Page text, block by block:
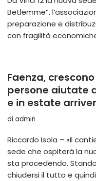
Betlemme”,
preparazione e
con fragilità
Faenza,
persone aiutate
e in estate
di admin
Riccardo Isola – «Il
sede che ospiterà la
sta procedendo.
chiudersi il tutto e